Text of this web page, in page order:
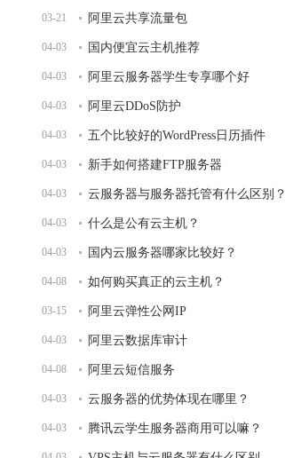
03-21 阿里云共享流量包
04-03 国内便宜云主机推荐
04-03 阿里云服务器学生专享哪个好
04-03 阿里云DDoS防护
04-03 五个比较好的WordPress日历插件
04-03 新手如何搭建FTP服务器
04-03 云服务器与服务器托管有什么区别？
04-03 什么是公有云主机？
04-03 国内云服务器哪家比较好？
04-08 如何购买真正的云主机？
03-15 阿里云弹性公网IP
04-03 阿里云数据库审计
04-08 阿里云短信服务
04-03 云服务器的优势体现在哪里？
04-03 腾讯云学生服务器商用可以嘛？